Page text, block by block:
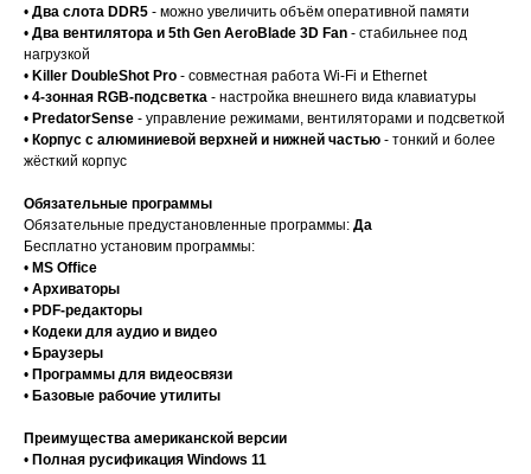
• Два слота DDR5 - можно увеличить объём оперативной памяти
• Два вентилятора и 5th Gen AeroBlade 3D Fan - стабильнее под
нагрузкой
• Killer DoubleShot Pro - совместная работа Wi-Fi и Ethernet
• 4-зонная RGB-подсветка - настройка внешнего вида клавиатуры
• PredatorSense - управление режимами, вентиляторами и подсветкой
• Корпус с алюминиевой верхней и нижней частью - тонкий и более
жёсткий корпус
Обязательные программы
Обязательные предустановленные программы: Да
Бесплатно установим программы:
• MS Office
• Архиваторы
• PDF-редакторы
• Кодеки для аудио и видео
• Браузеры
• Программы для видеосвязи
• Базовые рабочие утилиты
Преимущества американской версии
• Полная русификация Windows 11